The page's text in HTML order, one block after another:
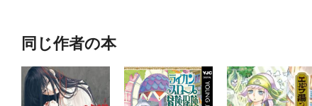
同じ作者の本